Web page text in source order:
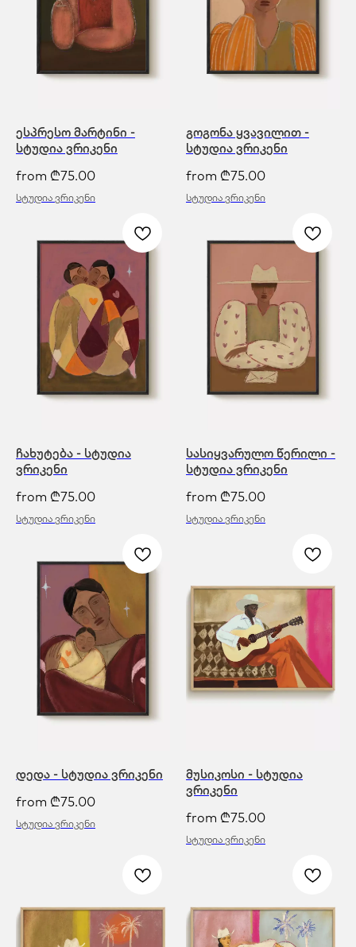
ესპრესო მარტინი -
სტუდია ვრიკენი
from ₾75.00
სტუდია ვრიკენი
გოგონა ყვავილით -
სტუდია ვრიკენი
from ₾75.00
სტუდია ვრიკენი
ჩახუტება - სტუდია
ვრიკენი
from ₾75.00
სტუდია ვრიკენი
სასიყვარულო წერილი -
სტუდია ვრიკენი
from ₾75.00
სტუდია ვრიკენი
დედა - სტუდია ვრიკენი
from ₾75.00
სტუდია ვრიკენი
მუსიკოსი - სტუდია
ვრიკენი
from ₾75.00
სტუდია ვრიკენი